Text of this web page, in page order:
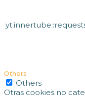
Others
Others
Otras cookies no